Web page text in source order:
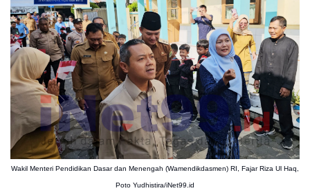
Wakil Menteri Pendidikan Dasar dan Menengah (Wamendikdasmen) RI, Fajar Riza Ul Haq,
Poto Yudhistira/iNet99.id